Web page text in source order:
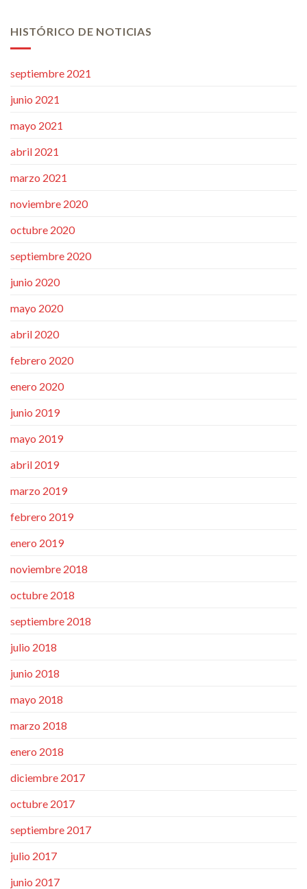
HISTÓRICO DE NOTICIAS
septiembre 2021
junio 2021
mayo 2021
abril 2021
marzo 2021
noviembre 2020
octubre 2020
septiembre 2020
junio 2020
mayo 2020
abril 2020
febrero 2020
enero 2020
junio 2019
mayo 2019
abril 2019
marzo 2019
febrero 2019
enero 2019
noviembre 2018
octubre 2018
septiembre 2018
julio 2018
junio 2018
mayo 2018
marzo 2018
enero 2018
diciembre 2017
octubre 2017
septiembre 2017
julio 2017
junio 2017